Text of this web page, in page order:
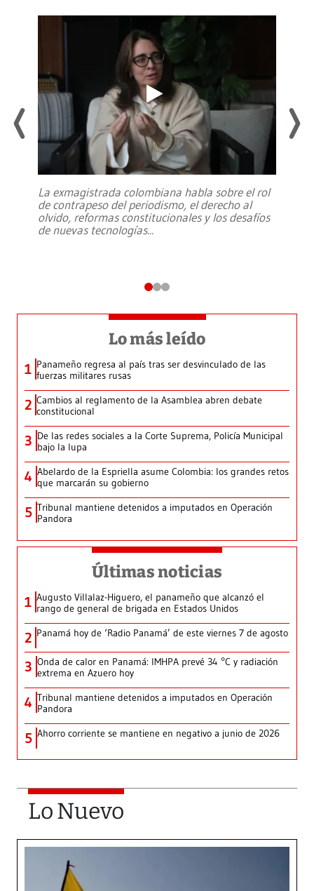
La exmagistrada colombiana habla sobre el rol
de contrapeso del periodismo, el derecho al
olvido, reformas constitucionales y los desafíos
de nuevas tecnologías...
Lo más leído
1 Panameño regresa al país tras ser desvinculado de las
fuerzas militares rusas
2 Cambios al reglamento de la Asamblea abren debate
constitucional
3 De las redes sociales a la Corte Suprema, Policía Municipal
bajo la lupa
4 Abelardo de la Espriella asume Colombia: los grandes retos
que marcarán su gobierno
5 Tribunal mantiene detenidos a imputados en Operación
Pandora
Últimas noticias
1 Augusto Villalaz-Higuero, el panameño que alcanzó el
rango de general de brigada en Estados Unidos
2 Panamá hoy de ‘Radio Panamá’ de este viernes 7 de agosto
3 Onda de calor en Panamá: IMHPA prevé 34 °C y radiación
extrema en Azuero hoy
4 Tribunal mantiene detenidos a imputados en Operación
Pandora
5 Ahorro corriente se mantiene en negativo a junio de 2026
Lo Nuevo